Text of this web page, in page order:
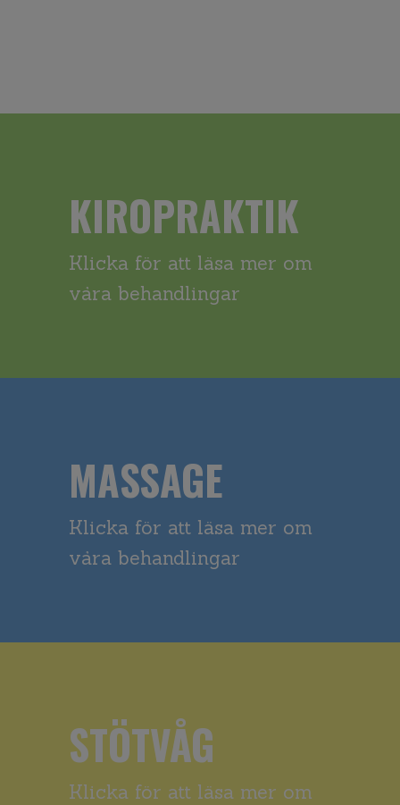
KIROPRAKTIK
Klicka för att läsa mer om
våra behandlingar
MASSAGE
Klicka för att läsa mer om
våra behandlingar
STÖTVÅG
Klicka för att läsa mer om